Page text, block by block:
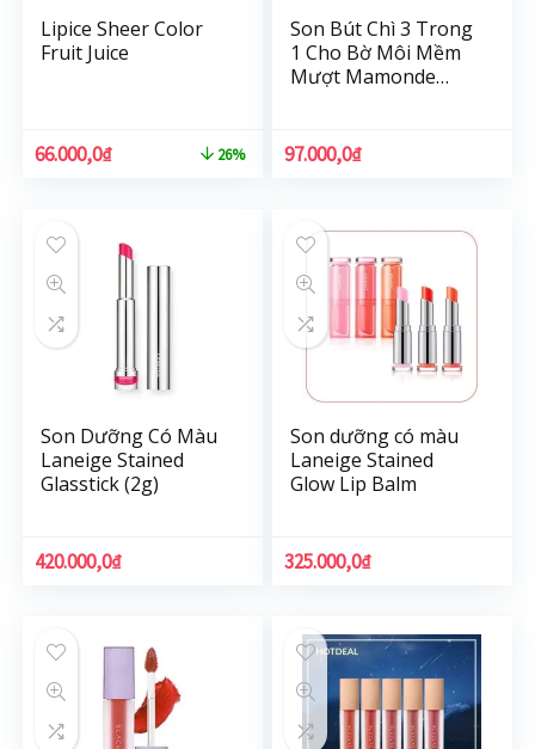
Lipice Sheer Color
Fruit Juice
66.000,0₫ 26%
Son Bút Chì 3 Trong
1 Cho Bờ Môi Mềm
Mượt Mamonde
97.000,0₫
Son Dưỡng Có Màu
Laneige Stained
Glasstick (2g)
420.000,0₫
Son dưỡng có màu
Laneige Stained
Glow Lip Balm
325.000,0₫